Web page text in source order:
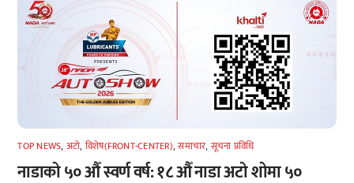
TOP NEWS, अटाे, विशेष(FRONT-CENTER),समाचार, सूचना प्रविधि
नाडाको ५० औँ स्वर्ण वर्ष: १८ औँ नाडा अटो शोमा ५०